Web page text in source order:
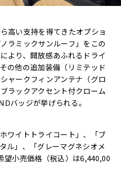
高い支持を得てきたオプショ
ラミックサンルーフ」をこの
より、開放感あふれるドライ
の他の追加装備（リミテッド
ャークフィンアンテナ（グロ
ラックアクセント付クローム
バッジが挙げられる。
ワイトトライコート」、「ブ
ル」、「グレーマグネシオメ
望小売価格（税込）は6,440,00